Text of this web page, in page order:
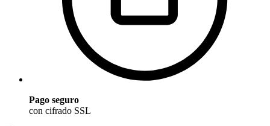
Pago seguro
con cifrado SSL